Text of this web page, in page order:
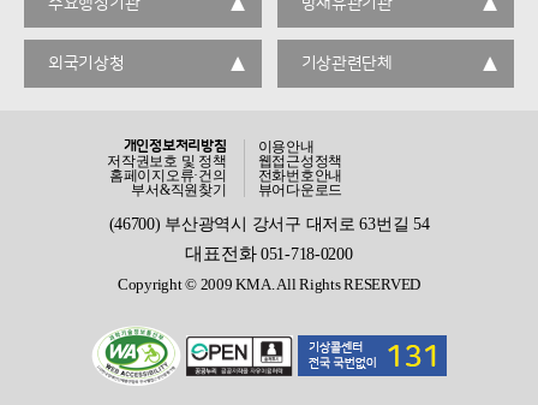
외국기상청 기상관련단체
개인정보처리방침
이용안내
저작권보호 및 정책
웹접근성정책
홈페이지오류·건의
전화번호안내
부서&직원찾기
뷰어다운로드
(46700) 부산광역시 강서구 대저로 63번길 54
대표전화051-718-0200
Copyright © 2009 KMA. All Rights RESERVED